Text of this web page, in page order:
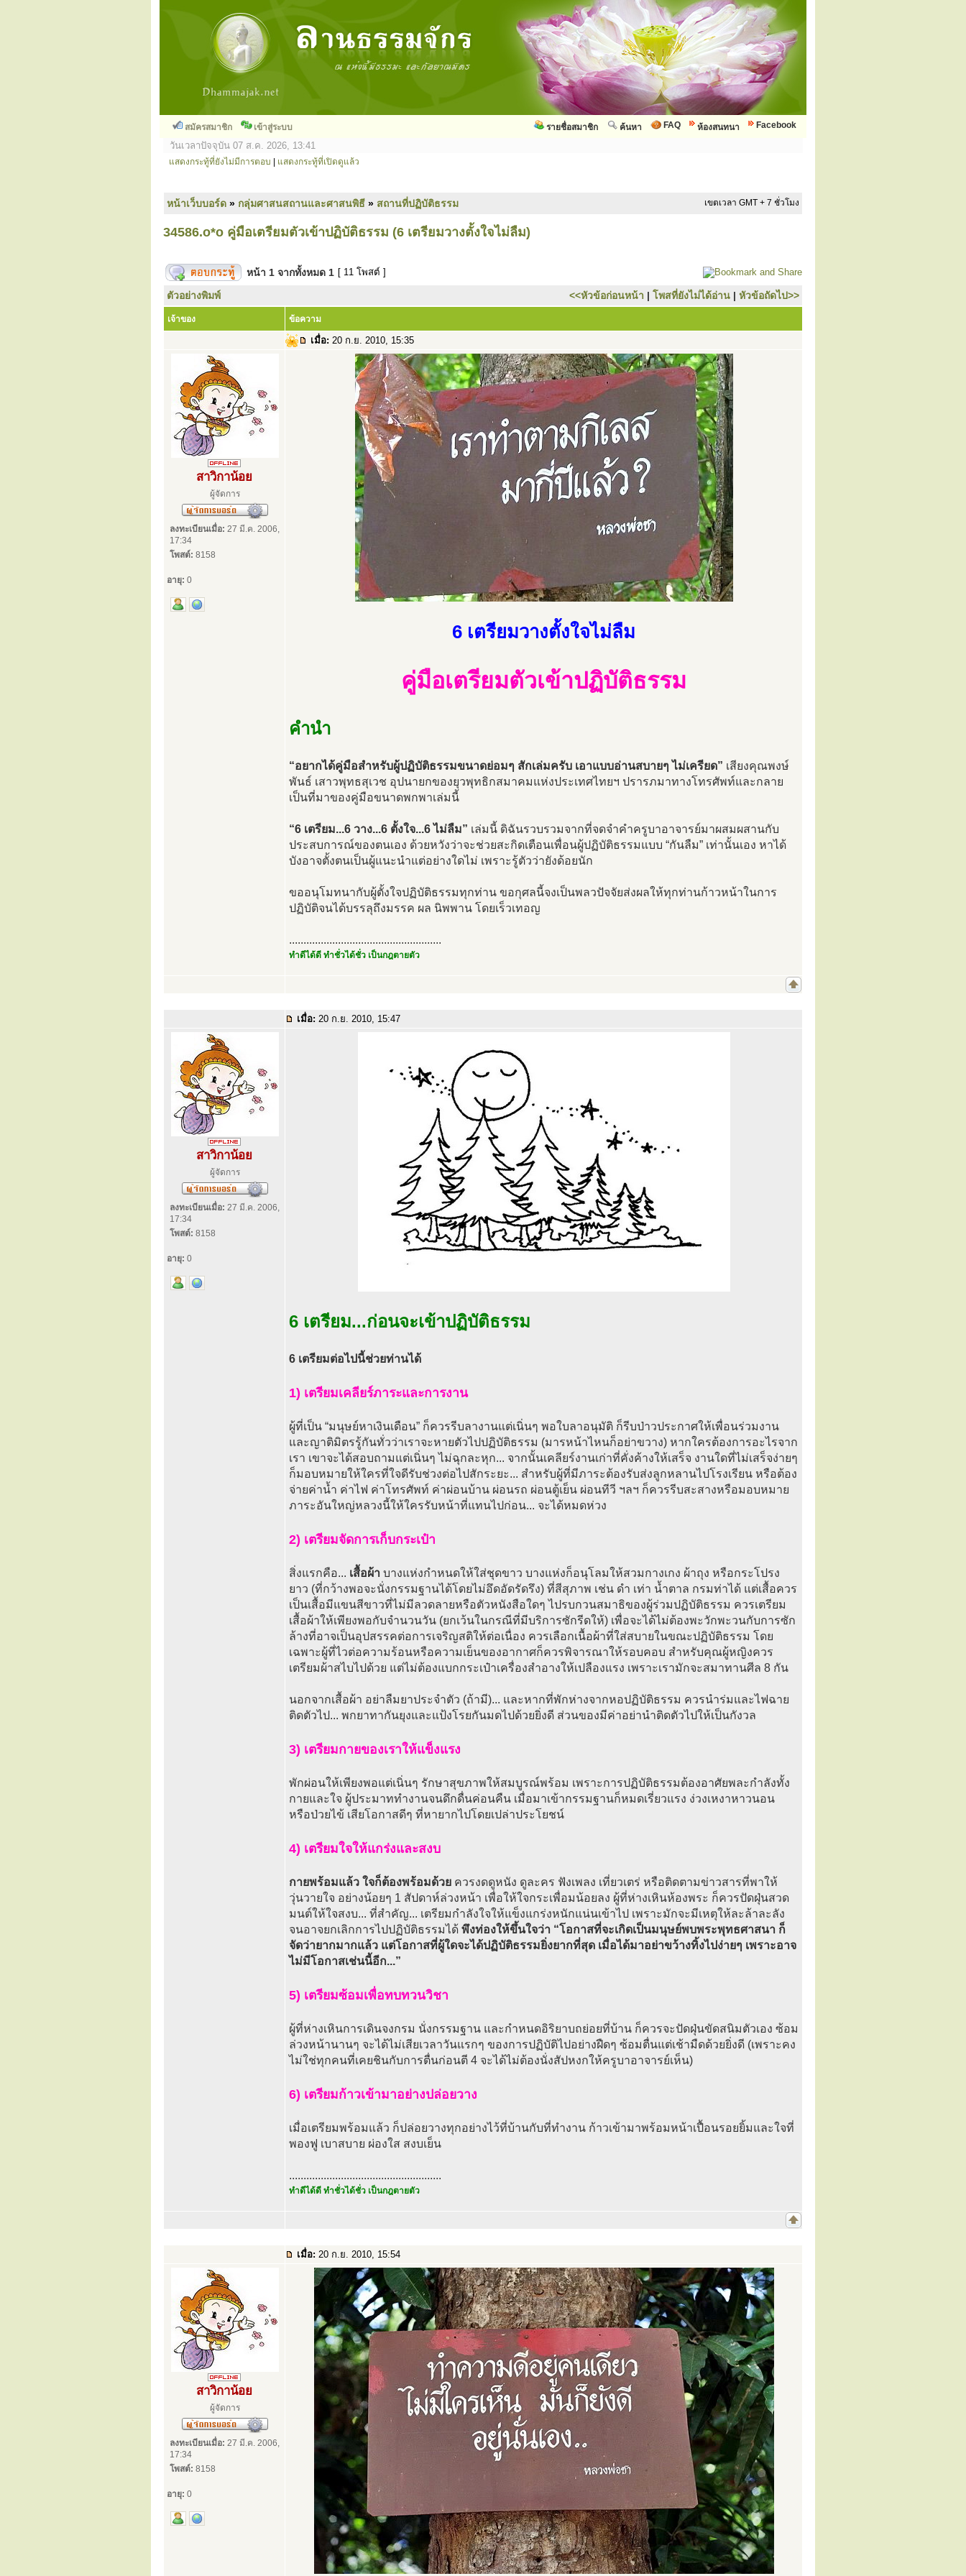
สมัครสมาชิก เข้าสู่ระบบ Facebook
ห้องสนทนา
FAQ
ค้นหา
รายชื่อสมาชิก
วันเวลาปัจจุบัน 07 ส.ค. 2026, 13:41
แสดงกระทู้ที่ยังไม่มีการตอบ แสดงกระทู้ที่เปิดดูแล้ว
หน้าเว็บบอร์ด » กลุ่มศาสนสถานและศาสนพิธี » สถานที่ปฏิบัติธรรม เขตเวลา GMT + 7 ชั่วโมง
34586.o*o คู่มือเตรียมตัวเข้าปฏิบัติธรรม (6 เตรียมวางตั้งใจไม่ลืม)
หน้า 1 จากทั้งหมด 1 [ 11 โพสต์ ]
ตัวอย่างพิมพ์ <<หัวข้อก่อนหน้า | โพสที่ยังไม่ได้อ่าน | หัวข้อถัดไป>>
เจ้าของ ข้อความ
เมื่อ: 20 ก.ย. 2010, 15:35
สาวิกาน้อย
ผู้จัดการ
ลงทะเบียนเมื่อ: 27 มี.ค. 2006,
17:34
โพสต์: 8158
อายุ: 0
6 เตรียมวางตั้งใจไม่ลืม
คู่มือเตรียมตัวเข้าปฏิบัติธรรม
คำนำ
“อยากได้คู่มือสำหรับผู้ปฏิบัติธรรมขนาดย่อมๆ สักเล่มครับ เอาแบบอ่านสบายๆ ไม่เครียด” เสียงคุณพงษ์
พันธ์ เสาวพุทธสุเวช อุปนายกของยุวพุทธิกสมาคมแห่งประเทศไทยฯ ปรารภมาทางโทรศัพท์และกลาย
เป็นที่มาของคู่มือขนาดพกพาเล่มนี้
“6 เตรียม...6 วาง...6 ตั้งใจ...6 ไม่ลืม” เล่มนี้ ดิฉันรวบรวมจากที่จดจำคำครูบาอาจารย์มาผสมผสานกับ
ประสบการณ์ของตนเอง ด้วยหวังว่าจะช่วยสะกิดเตือนเพื่อนผู้ปฏิบัติธรรมแบบ “กันลืม” เท่านั้นเอง หาได้
บังอาจตั้งตนเป็นผู้แนะนำแต่อย่างใดไม่ เพราะรู้ตัวว่ายังด้อยนัก
ขออนุโมทนากับผู้ตั้งใจปฏิบัติธรรมทุกท่าน ขอกุศลนี้จงเป็นพลวปัจจัยส่งผลให้ทุกท่านก้าวหน้าในการ
ปฏิบัติจนได้บรรลุถึงมรรค ผล นิพพาน โดยเร็วเทอญ
.....................................................
ทำดีได้ดี ทำชั่วได้ชั่ว เป็นกฎตายตัว
เมื่อ: 20 ก.ย. 2010, 15:47
สาวิกาน้อย
ผู้จัดการ
ลงทะเบียนเมื่อ: 27 มี.ค. 2006,
17:34
โพสต์: 8158
อายุ: 0
6 เตรียม...ก่อนจะเข้าปฏิบัติธรรม
6 เตรียมต่อไปนี้ช่วยท่านได้
1) เตรียมเคลียร์ภาระและการงาน
ผู้ที่เป็น “มนุษย์หาเงินเดือน” ก็ควรรีบลางานแต่เนิ่นๆ พอใบลาอนุมัติ ก็รีบป่าวประกาศให้เพื่อนร่วมงาน
และญาติมิตรรู้กันทั่วว่าเราจะหายตัวไปปฏิบัติธรรม (มารหน้าไหนก็อย่าขวาง) หากใครต้องการอะไรจาก
เรา เขาจะได้สอบถามแต่เนิ่นๆ ไม่ฉุกละหุก... จากนั้นเคลียร์งานเก่าที่คั่งค้างให้เสร็จ งานใดที่ไม่เสร็จง่ายๆ
ก็มอบหมายให้ใครที่ใจดีรับช่วงต่อไปสักระยะ... สำหรับผู้ที่มีภาระต้องรับส่งลูกหลานไปโรงเรียน หรือต้อง
จ่ายค่าน้ำ ค่าไฟ ค่าโทรศัพท์ ค่าผ่อนบ้าน ผ่อนรถ ผ่อนตู้เย็น ผ่อนทีวี ฯลฯ ก็ควรรีบสะสางหรือมอบหมาย
ภาระอันใหญ่หลวงนี้ให้ใครรับหน้าที่แทนไปก่อน... จะได้หมดห่วง
2) เตรียมจัดการเก็บกระเป๋า
สิ่งแรกคือ... เสื้อผ้า บางแห่งกำหนดให้ใส่ชุดขาว บางแห่งก็อนุโลมให้สวมกางเกง ผ้าถุง หรือกระโปรง
ยาว (ที่กว้างพอจะนั่งกรรมฐานได้โดยไม่อึดอัดรัดรึง) ที่สีสุภาพ เช่น ดำ เท่า น้ำตาล กรมท่าได้ แต่เสื้อควร
เป็นเสื้อมีแขนสีขาวที่ไม่มีลวดลายหรือตัวหนังสือใดๆ ไปรบกวนสมาธิของผู้ร่วมปฏิบัติธรรม ควรเตรียม
เสื้อผ้าให้เพียงพอกับจำนวนวัน (ยกเว้นในกรณีที่มีบริการซักรีดให้) เพื่อจะได้ไม่ต้องพะวักพะวนกับการซัก
ล้างที่อาจเป็นอุปสรรคต่อการเจริญสติให้ต่อเนื่อง ควรเลือกเนื้อผ้าที่ใส่สบายในขณะปฏิบัติธรรม โดย
เฉพาะผู้ที่ไวต่อความร้อนหรือความเย็นของอากาศก็ควรพิจารณาให้รอบคอบ สำหรับคุณผู้หญิงควร
เตรียมผ้าสไบไปด้วย แต่ไม่ต้องแบกกระเป๋าเครื่องสำอางให้เปลืองแรง เพราะเรามักจะสมาทานศีล 8 กัน
นอกจากเสื้อผ้า อย่าลืมยาประจำตัว (ถ้ามี)... และหากที่พักห่างจากหอปฏิบัติธรรม ควรนำร่มและไฟฉาย
ติดตัวไป... พกยาทากันยุงและแป้งโรยกันมดไปด้วยยิ่งดี ส่วนของมีค่าอย่านำติดตัวไปให้เป็นกังวล
3) เตรียมกายของเราให้แข็งแรง
พักผ่อนให้เพียงพอแต่เนิ่นๆ รักษาสุขภาพให้สมบูรณ์พร้อม เพราะการปฏิบัติธรรมต้องอาศัยพละกำลังทั้ง
กายและใจ ผู้ประมาททำงานจนดึกดื่นค่อนคืน เมื่อมาเข้ากรรมฐานก็หมดเรี่ยวแรง ง่วงเหงาหาวนอน
หรือป่วยไข้ เสียโอกาสดีๆ ที่หายากไปโดยเปล่าประโยชน์
4) เตรียมใจให้แกร่งและสงบ
กายพร้อมแล้ว ใจก็ต้องพร้อมด้วย ควรงดดูหนัง ดูละคร ฟังเพลง เที่ยวเตร่ หรือติดตามข่าวสารที่พาให้
วุ่นวายใจ อย่างน้อยๆ 1 สัปดาห์ล่วงหน้า เพื่อให้ใจกระเพื่อมน้อยลง ผู้ที่ห่างเหินห้องพระ ก็ควรปัดฝุ่นสวด
มนต์ให้ใจสงบ... ที่สำคัญ... เตรียมกำลังใจให้แข็งแกร่งหนักแน่นเข้าไป เพราะมักจะมีเหตุให้ละล้าละลัง
จนอาจยกเลิกการไปปฏิบัติธรรมได้ พึงท่องให้ขึ้นใจว่า “โอกาสที่จะเกิดเป็นมนุษย์พบพระพุทธศาสนา ก็
จัดว่ายากมากแล้ว แต่โอกาสที่ผู้ใดจะได้ปฏิบัติธรรมยิ่งยากที่สุด เมื่อได้มาอย่าขว้างทิ้งไปง่ายๆ เพราะอาจ
ไม่มีโอกาสเช่นนี้อีก...”
5) เตรียมซ้อมเพื่อทบทวนวิชา
ผู้ที่ห่างเหินการเดินจงกรม นั่งกรรมฐาน และกำหนดอิริยาบถย่อยที่บ้าน ก็ควรจะปัดฝุ่นขัดสนิมตัวเอง ซ้อม
ล่วงหน้านานๆ จะได้ไม่เสียเวลาวันแรกๆ ของการปฏิบัติไปอย่างฝืดๆ ซ้อมตื่นแต่เช้ามืดด้วยยิ่งดี (เพราะคง
ไม่ใช่ทุกคนที่เคยชินกับการตื่นก่อนตี 4 จะได้ไม่ต้องนั่งสัปหงกให้ครูบาอาจารย์เห็น)
6) เตรียมก้าวเข้ามาอย่างปล่อยวาง
เมื่อเตรียมพร้อมแล้ว ก็ปล่อยวางทุกอย่างไว้ที่บ้านกับที่ทำงาน ก้าวเข้ามาพร้อมหน้าเปื้อนรอยยิ้มและใจที่
พองฟู เบาสบาย ผ่องใส สงบเย็น
.....................................................
ทำดีได้ดี ทำชั่วได้ชั่ว เป็นกฎตายตัว
เมื่อ: 20 ก.ย. 2010, 15:54
สาวิกาน้อย
ผู้จัดการ
ลงทะเบียนเมื่อ: 27 มี.ค. 2006,
17:34
โพสต์: 8158
อายุ: 0